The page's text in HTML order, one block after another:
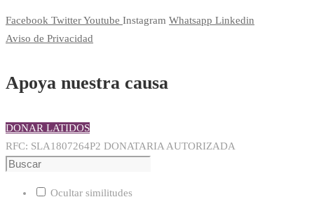
Facebook TwitterYoutube Instagram Whatsapp Linkedin
Aviso de Privacidad
Apoya nuestra causa
DONAR LATIDOS
RFC: SLA1807264P2 DONATARIA AUTORIZADA
Ocultar similitudes